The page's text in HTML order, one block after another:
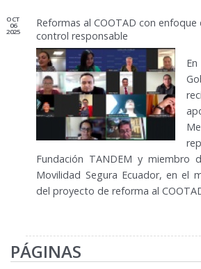
OCT
06
2025
Reformas al COOTAD con
control responsable
Fundación TANDEM y miembro
Movilidad Segura Ecuador, en el
del proyecto de reforma al
PÁGINAS